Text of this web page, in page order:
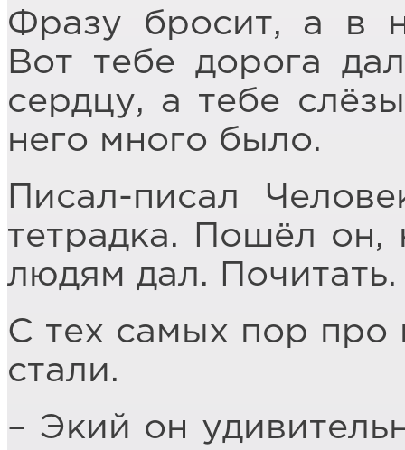
Фразу бросит, а в
Вот тебе дорога
сердцу, а тебе
него много было.
Писал-писал
тетрадка. Пошёл
людям дал. Почитать.
С тех самых пор про
стали.
– Экий он